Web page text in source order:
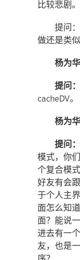
比较悲剧。
提问：
做还是类
杨为华
提问：
cacheDV。
杨为华
提问：
模式，你
个复合模
好友有会
于个人主
面怎么知
面？能说
进去有一
友，也是